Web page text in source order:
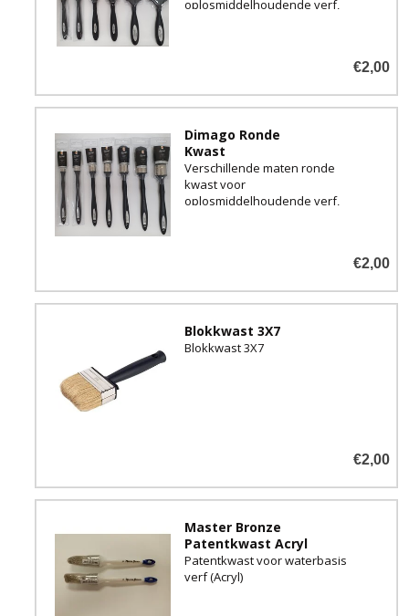
oplosmiddelhoudende verf,
€2,00
Dimago Ronde
Kwast
Verschillende maten ronde
kwast voor
oplosmiddelhoudende verf,
€2,00
Blokkwast 3X7
Blokkwast 3X7
€2,00
Master Bronze
Patentkwast Acryl
Patentkwast voor waterbasis
verf (Acryl)